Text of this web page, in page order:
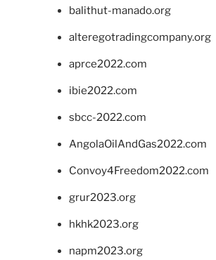
balithut-manado.org
alteregotradingcompany.org
aprce2022.com
ibie2022.com
sbcc-2022.com
AngolaOilAndGas2022.com
Convoy4Freedom2022.com
grur2023.org
hkhk2023.org
napm2023.org